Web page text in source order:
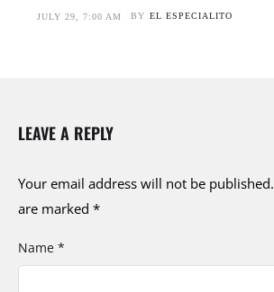
JULY 29, 7:00 AM BY EL ESPECIALITO
LEAVE A REPLY
Your email address will not be published.
are marked *
Name *